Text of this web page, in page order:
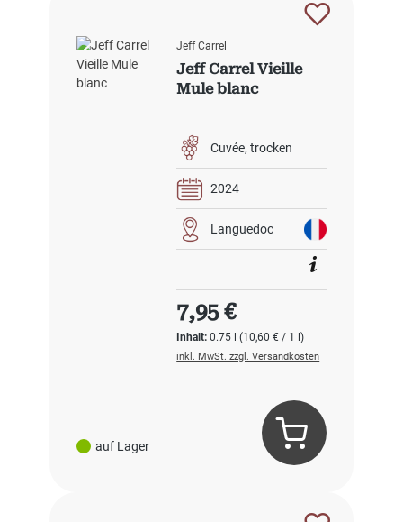
auf Lager
Jeff Carrel
Jeff Carrel Vieille
Mule blanc
Cuvée trocken
2024
Languedoc
Inhalt:0.75 l(10,60 € / 1 l)
Regulärer Preis:
7,95 €
inkl. MwSt. zzgl. Versandkosten